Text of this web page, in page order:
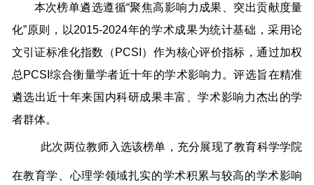
本次榜单遴选遵循“聚焦高影响力成果、突出贡献度量
化”原则，以2015-2024年的学术成果为统计基础，采用论
文引证标准化指数（PCSI）作为核心评价指标，通过加权
总PCSI综合衡量学者近十年的学术影响力。评选旨在精准
遴选出近十年来国内科研成果丰富、学术影响力杰出的学
者群体。
此次两位教师入选该榜单，充分展现了教育科学学院
在教育学、心理学领域扎实的学术积累与较高的学术影响